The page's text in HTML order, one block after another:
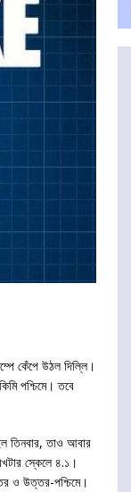
কেঁপে উঠল দিল্লি।
পশ্চিমে। তবে
তিনবার, তাও আবার
স্কেলে ৪.১।
ও উত্তর-পশ্চিমে।